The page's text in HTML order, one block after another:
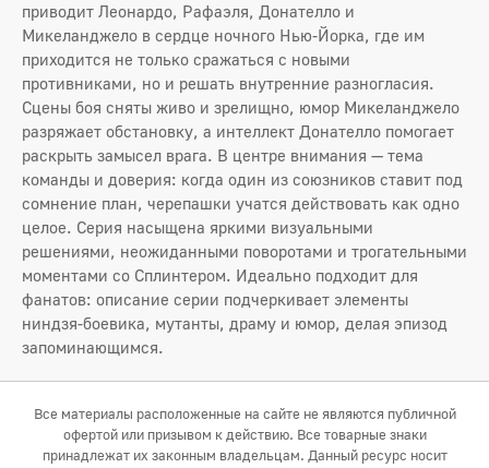
приводит Леонардо, Рафаэля, Донателло и
Микеланджело в сердце ночного Нью-Йорка, где им
приходится не только сражаться с новыми
противниками, но и решать внутренние разногласия.
Сцены боя сняты живо и зрелищно, юмор Микеланджело
разряжает обстановку, а интеллект Донателло помогает
раскрыть замысел врага. В центре внимания — тема
команды и доверия: когда один из союзников ставит под
сомнение план, черепашки учатся действовать как одно
целое. Серия насыщена яркими визуальными
решениями, неожиданными поворотами и трогательными
моментами со Сплинтером. Идеально подходит для
фанатов: описание серии подчеркивает элементы
ниндзя-боевика, мутанты, драму и юмор, делая эпизод
запоминающимся.
Все материалы расположенные на сайте не являются публичной
офертой или призывом к действию. Все товарные знаки
принадлежат их законным владельцам. Данный ресурс носит